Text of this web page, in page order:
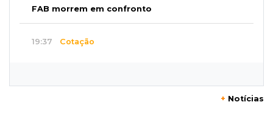
FAB morrem em confronto
19:37 Cotação
+ Notícias